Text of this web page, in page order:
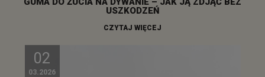
USZKODZEŃ
CZYTAJ WIĘCEJ
02
03.2026